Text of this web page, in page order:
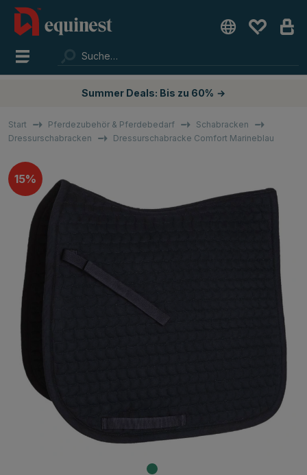
Summer Deals: Bis zu 60% →
Start Pferdezubehör & Pferdebedarf
Schabracken
Dressurschabracken
Dressurschabracke Comfort Marineblau
15%